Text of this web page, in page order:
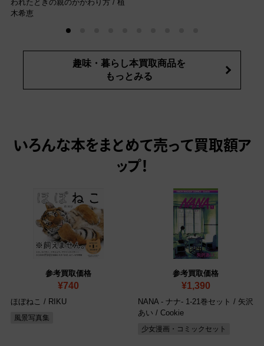
われたときの親のかかわり方 / 植
木希恵
趣味・暮らし本買取商品を
もっとみる
いろんな本をまとめて売って買取額ア
ップ！
参考買取価格
¥740
ほぼねこ / RIKU
風景写真集
参考買取価格
¥1,390
NANA - ナナ- 1-21巻セット / 矢沢
あい / Cookie
少女漫画・コミックセット